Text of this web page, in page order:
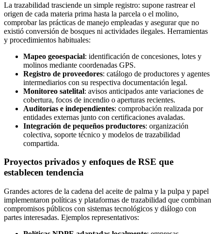
La trazabilidad trasciende un simple registro: supone rastrear el
origen de cada materia prima hasta la parcela o el molino,
comprobar las prácticas de manejo empleadas y asegurar que no
existió conversión de bosques ni actividades ilegales. Herramientas
y procedimientos habituales:
Mapeo geoespacial: identificación de concesiones, lotes y
molinos mediante coordenadas GPS.
Registro de proveedores: catálogo de productores y agentes
intermediarios con su respectiva documentación legal.
Monitoreo satelital: avisos anticipados ante variaciones de
cobertura, focos de incendio o aperturas recientes.
Auditorías e independientes: comprobación realizada por
entidades externas junto con certificaciones avaladas.
Integración de pequeños productores: organización
colectiva, soporte técnico y modelos de trazabilidad
compartida.
Proyectos privados y enfoques de RSE que
establecen tendencia
Grandes actores de la cadena del aceite de palma y la pulpa y papel
implementaron políticas y plataformas de trazabilidad que combinan
compromisos públicos con sistemas tecnológicos y diálogo con
partes interesadas. Ejemplos representativos: